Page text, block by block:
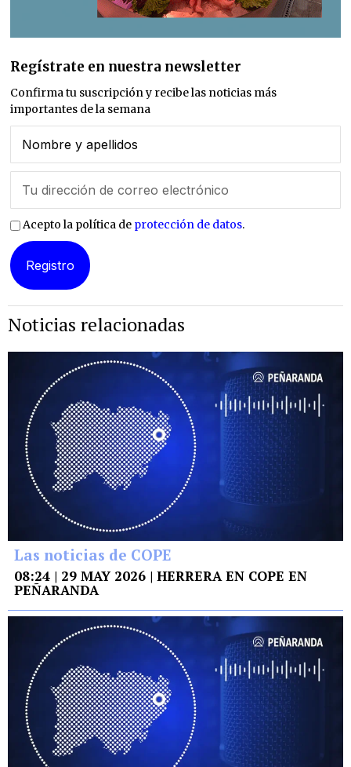
Regístrate en nuestra newsletter
Confirma tu suscripción y recibe las noticias más
importantes de la semana
Acepto la política de protección de datos.
Noticias relacionadas
Las noticias de COPE
08:24 | 29 MAY 2026 | HERRERA EN COPE EN
PEÑARANDA